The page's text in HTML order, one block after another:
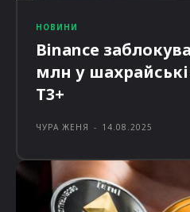
НОВИНИ
Binance
млн у
T3+
ЧУРА ЖЕНЯ - 14.08.2025